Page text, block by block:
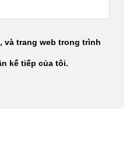
và trang web trong trình
kế tiếp của tôi.